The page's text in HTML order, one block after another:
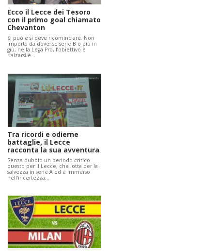
Ecco il Lecce dei Tesoro
con il primo goal chiamato
Chevanton
Si può e si deve ricominciare. Non
importa da dove, se serie B o più in
giù, nella Lega Pro, l’obiettivo è
rialzarsi e…
Tra ricordi e odierne
battaglie, il Lecce
racconta la sua avventura
Senza dubbio un periodo critico
questo per il Lecce, che lotta per la
salvezza in serie A ed è immerso
nell'incertezza…